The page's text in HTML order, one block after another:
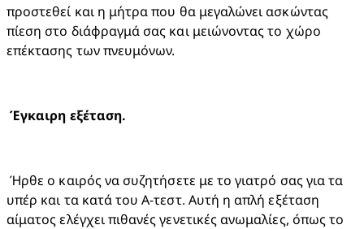
προστεθεί και η μήτρα που θα μεγαλώνει ασκώντας
πίεση στο διάφραγμά σας και μειώνοντας το χώρο
επέκτασης των πνευμόνων.
Ήρθε ο καιρός να συζητήσετε με το γιατρό σας για τα
υπέρ και τα κατά του Α-τεστ. Αυτή η απλή εξέταση
αίματος ελέγχει πιθανές γενετικές ανωμαλίες, όπως το